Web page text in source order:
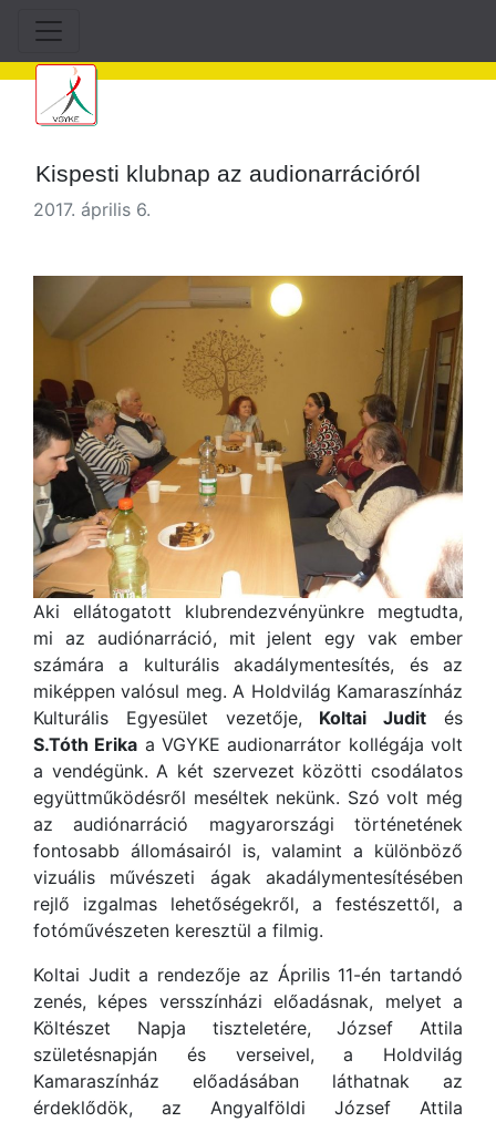
Kispesti klubnap az audionarrációról
2017. április 6.
Aki ellátogatott klubrendezvényünkre megtudta,
mi az audiónarráció, mit jelent egy vak ember
számára a kulturális akadálymentesítés, és az
miképpen valósul meg. A Holdvilág Kamaraszínház
Kulturális Egyesület vezetője, Koltai Judit és
S.Tóth Erika a VGYKE audionarrátor kollégája volt
a vendégünk. A két szervezet közötti csodálatos
együttműködésről meséltek nekünk. Szó volt még
az audiónarráció magyarországi történetének
fontosabb állomásairól is, valamint a különböző
vizuális művészeti ágak akadálymentesítésében
rejlő izgalmas lehetőségekről, a festészettől, a
fotóművészeten keresztül a filmig.
Koltai Judit a rendezője az Április 11-én tartandó
zenés, képes versszínházi előadásnak, melyet a
Költészet Napja tiszteletére, József Attila
születésnapján és verseivel, a Holdvilág
Kamaraszínház előadásában láthatnak az
érdeklődök, az Angyalföldi József Attila